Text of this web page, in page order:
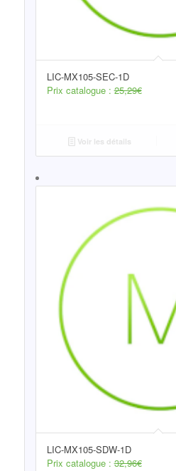
LIC-MX105-SEC-1D
Prix catalogue :25,29€
Voir les détails
LIC-MX105-SDW-1D
Prix catalogue :32,96€